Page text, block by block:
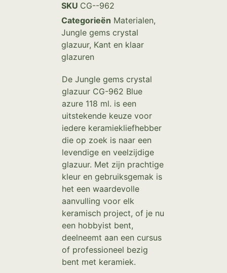
SKU CG--962
Categorieën Materialen,
Jungle gems crystal
glazuur, Kant en klaar
glazuren
De Jungle gems crystal
glazuur CG-962 Blue
azure 118 ml. is een
uitstekende keuze voor
iedere keramiekliefhebber
die op zoek is naar een
levendige en veelzijdige
glazuur. Met zijn prachtige
kleur en gebruiksgemak is
het een waardevolle
aanvulling voor elk
keramisch project, of je nu
een hobbyist bent,
deelneemt aan een cursus
of professioneel bezig
bent met keramiek.